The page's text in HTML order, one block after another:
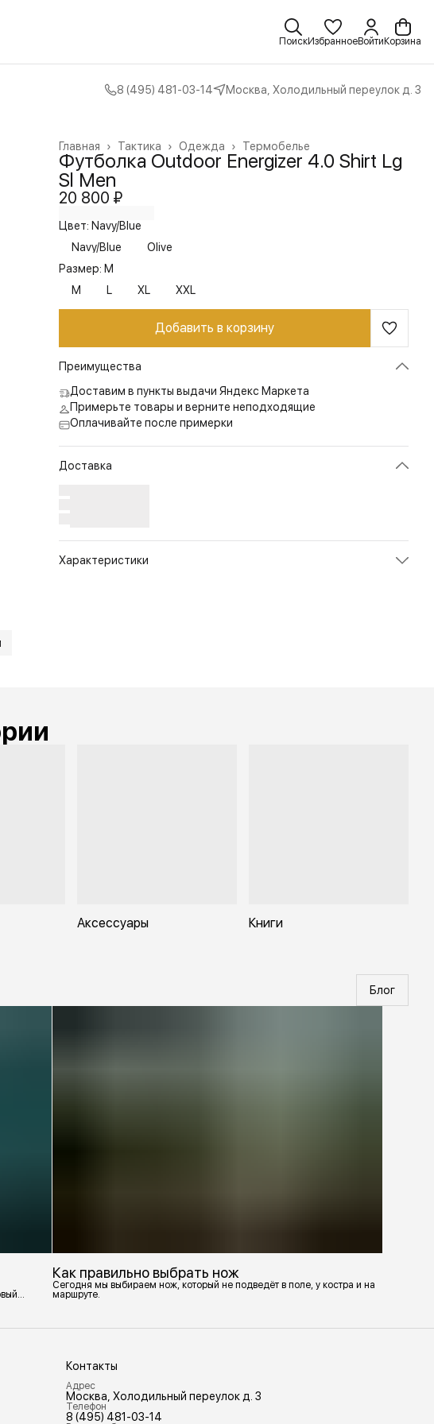
ПоискИзбранноеВойти Корзина
8 (495) 481-03-14 Москва, Холодильный переулок д. 3
Термобелье
Одежда ›
Тактика ›
Главная ›
Футболка Outdoor Energizer 4.0 Shirt Lg
Sl Men
20 800 ₽
Цвет: Navy/Blue
Navy/Blue
Olive
Размер: M
M
L XL XXL
Добавить в корзину
Преимущества
Доставим в пункты выдачи Яндекс Маркета
Примерьте товары и верните неподходящие
Оплачивайте после примерки
Доставка
Характеристики
Аксессуары Книги
Блог
Как правильно выбрать нож
Сегодня мы выбираем нож, который не подведёт в поле, у костра и на
маршруте.
Контакты
Адрес
Москва, Холодильный переулок д. 3
Телефон
8 (495) 481-03-14